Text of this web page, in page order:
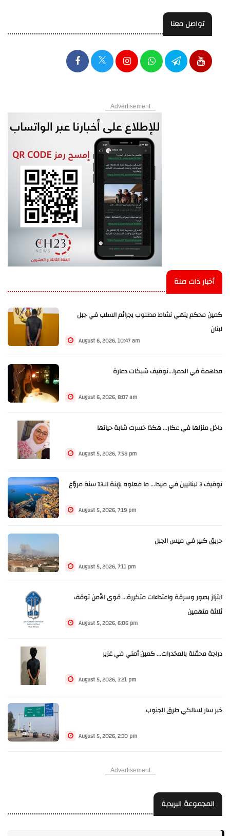
تواصل معنا
Advertisement
أخبار ذات صلة
كمين محكم ينهي نشاط مطلوب بجرائم السلب في جبل
لبنان
August 6, 2026, 10:47 am
مداهمة في الحمرا...توقيف شبكات دعارة
August 6, 2026, 8:07 am
داخل منزلها في عكار... هكذا خسرت شابة حياتها
August 5, 2026, 7:58 pm
توقيف 3 لبنانيين في صيدا... ما فعلوه بإبنة الـ13 سنة مروّع
August 5, 2026, 7:19 pm
حريق كبير في ميس الجبل
August 5, 2026, 7:11 pm
ابتزاز بصور وسرقة واعتداءات متكررة... قوى الأمن توقف
ثلاثة متهمين
August 5, 2026, 6:06 pm
دراجة محمّلة بالمخدرات... كمين أمني في غزير
August 5, 2026, 3:21 pm
خبر سار لسالكي طرق الجنوب
August 5, 2026, 2:30 pm
Advertisement
المجموعة البريدية